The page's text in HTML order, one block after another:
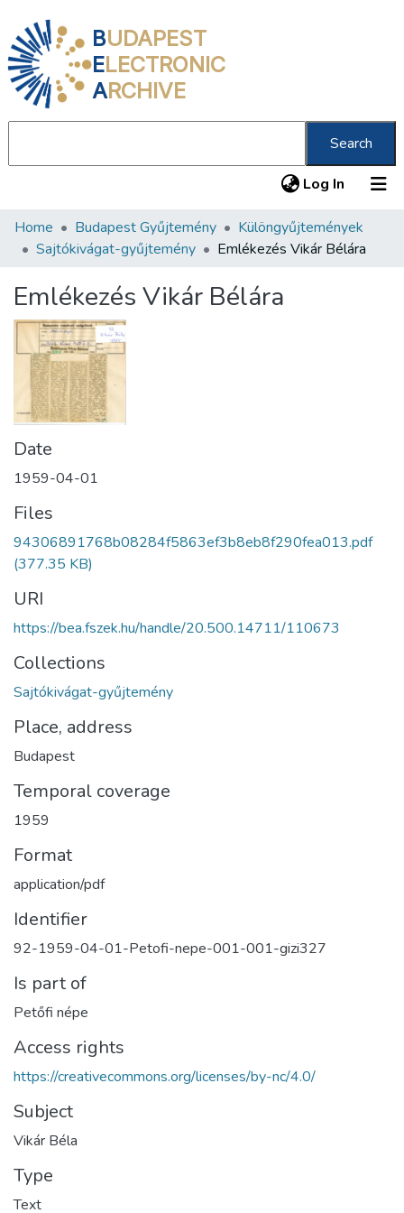
BUDAPEST
ELECTRONIC
ARCHIVE
Search
Log In (current)
Communities & Collections
Statistics
About us
Home Budapest Gyűjtemény
Különgyűjtemények
Sajtókivágat-gyűjtemény
Emlékezés Vikár Bélára
Emlékezés Vikár Bélára
Date
1959-04-01
Files
94306891768b08284f5863ef3b8eb8f290fea013.pdf
(377.35 KB)
URI
https://bea.fszek.hu/handle/20.500.14711/110673
Collections
Sajtókivágat-gyűjtemény
Place, address
Budapest
Temporal coverage
1959
Format
application/pdf
Identifier
92-1959-04-01-Petofi-nepe-001-001-gizi327
Is part of
Petőfi népe
Access rights
https://creativecommons.org/licenses/by-nc/4.0/
Subject
Vikár Béla
Type
Text